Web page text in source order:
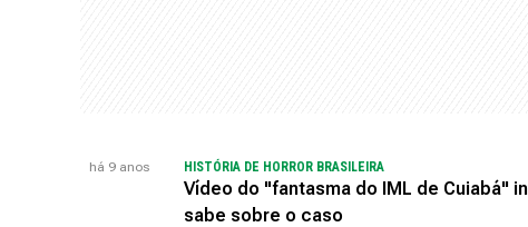
há 9 anos HISTÓRIA DE HORROR BRASILEIRA
Vídeo do "fantasma do IML de Cuiabá"
sabe sobre o caso